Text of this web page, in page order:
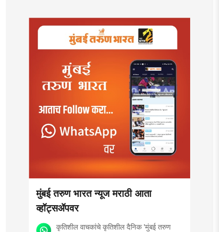
मुंबई तरुण भारत न्यूज मराठी आता
व्हॉट्सॲपवर
कृतिशील वाचकांचे कृतिशील दैनिक 'मुंबई तरुण